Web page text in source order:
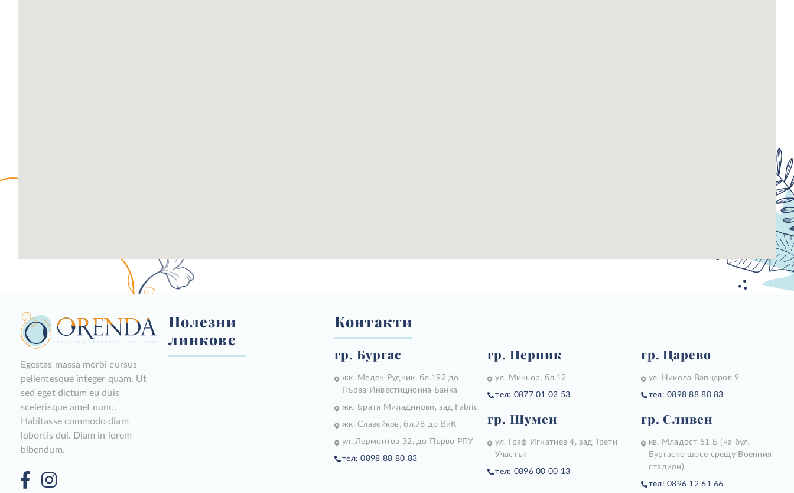
Egestas massa morbi cursus
pellentesque integer quam. Ut
sed eget dictum eu duis
scelerisque amet nunc.
Habitasse commodo diam
lobortis dui. Diam in lorem
bibendum.
Полезни
линкове
Контакти
гр. Бургас
жк. Меден Рудник, бл.192 до
Първа Инвестиционна Банка
жк. Братя Миладинови, зад Fabric
жк. Славейков, бл.78 до ВиК
ул. Лермонтов 32, до Първо РПУ
тел: 0898 88 80 83
гр. Перник
ул. Миньор, бл.12
тел: 0877 01 02 53
гр. Царево
ул. Никола Вапцаров 9
тел: 0898 88 80 83
гр. Шумен
ул. Граф Игнатиев 4, зад Трети
Участък
тел: 0896 00 00 13
гр. Сливен
кв. Младост 51 Б (на бул.
Бургаско шосе срещу Военния
стадион)
тел: 0896 12 61 66